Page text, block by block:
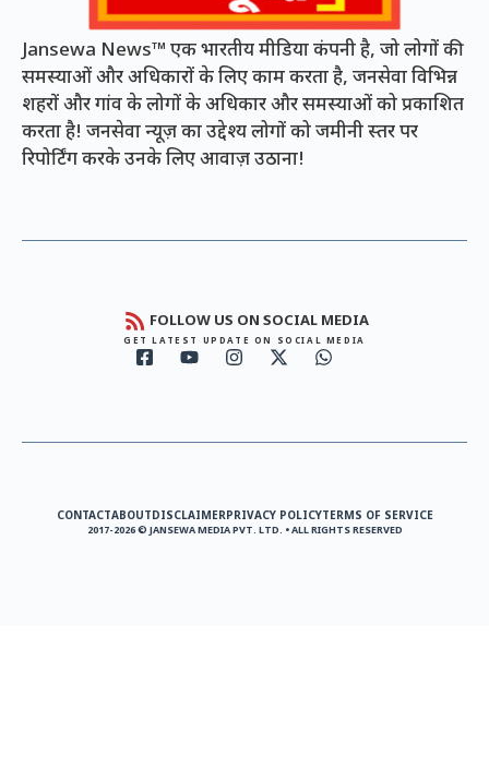
Jansewa News™ एक भारतीय मीडिया कंपनी है, जो लोगों की
समस्याओं और अधिकारों के लिए काम करता है, जनसेवा विभिन्न
शहरों और गांव के लोगों के अधिकार और समस्याओं को प्रकाशित
करता है! जनसेवा न्यूज़ का उद्देश्य लोगों को जमीनी स्तर पर
रिपोर्टिंग करके उनके लिए आवाज़ उठाना!
FOLLOW US ON SOCIAL MEDIA
GET LATEST UPDATE ON SOCIAL MEDIA
CONTACTABOUTDISCLAIMERPRIVACY POLICYTERMS OF SERVICE
2017-2026 © JANSEWA MEDIA PVT. LTD. • ALL RIGHTS RESERVED